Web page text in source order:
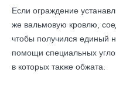
Если ограждение
же вальмовую кровлю,
чтобы получился единый
помощи специальных
в которых также обжата.